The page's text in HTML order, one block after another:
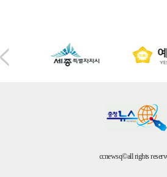
ccnewsq©all rights